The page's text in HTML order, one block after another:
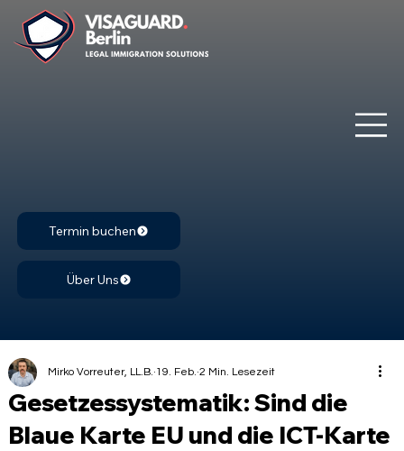
Termin buchen
Über Uns
Gesetzessystematik: Sind die
Blaue Karte EU und die ICT-Karte
Mirko Vorreuter, LL.B. 19. Feb. 2 Min. Lesezeit